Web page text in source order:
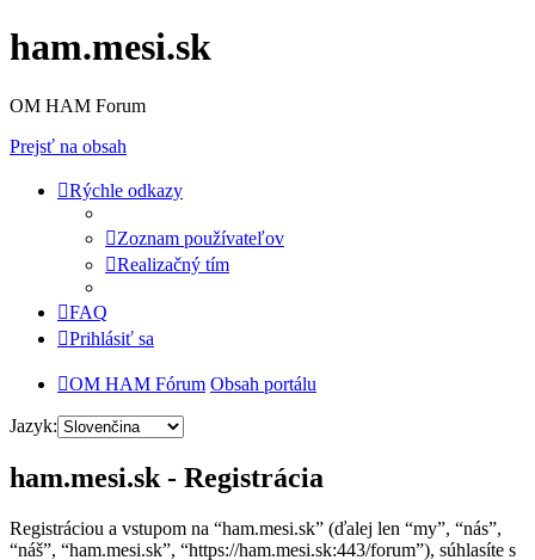
ham.mesi.sk
OM HAM Forum
Prejsť na obsah
Rýchle odkazy
Zoznam používateľov
Realizačný tím
FAQ
Prihlásiť sa
OM HAM Fórum Obsah portálu
Jazyk:
ham.mesi.sk - Registrácia
Registráciou a vstupom na “ham.mesi.sk” (ďalej len “my”, “nás”,
“náš”, “ham.mesi.sk”, “https://ham.mesi.sk:443/forum”), súhlasíte s